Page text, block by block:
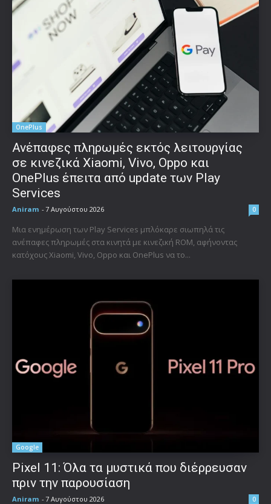
OnePlus
Ανέπαφες πληρωμές εκτός λειτουργίας
σε κινεζικά Xiaomi, Vivo, Oppo και
OnePlus έπειτα από update των Play
Services
Aniram - 7 Αυγούστου 2026 0
Μια ενημέρωση των Play Services μπλόκαρε σιωπηλά τις
ανέπαφες πληρωμές στα κινητά με κινεζική ROM, αφήνοντας
κατόχους Xiaomi, Vivo, Oppo και OnePlus να το...
Google
Pixel 11: Όλα τα μυστικά που διέρρευσαν
πριν την παρουσίαση
Aniram - 7 Αυγούστου 2026 0